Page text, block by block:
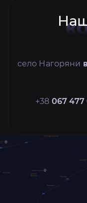
село Нагоряни
+38 067 477